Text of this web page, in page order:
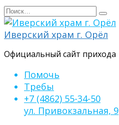
Перейти
к
содержанию
Search
for:
Иверский храм г. Орёл
Официальный сайт прихода
Помочь
Требы
+7 (4862) 55-34-50
ул. Привокзальная, 9